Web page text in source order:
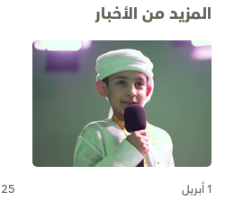
المزيد من الأخبار
1 أبريل 25 فبراير